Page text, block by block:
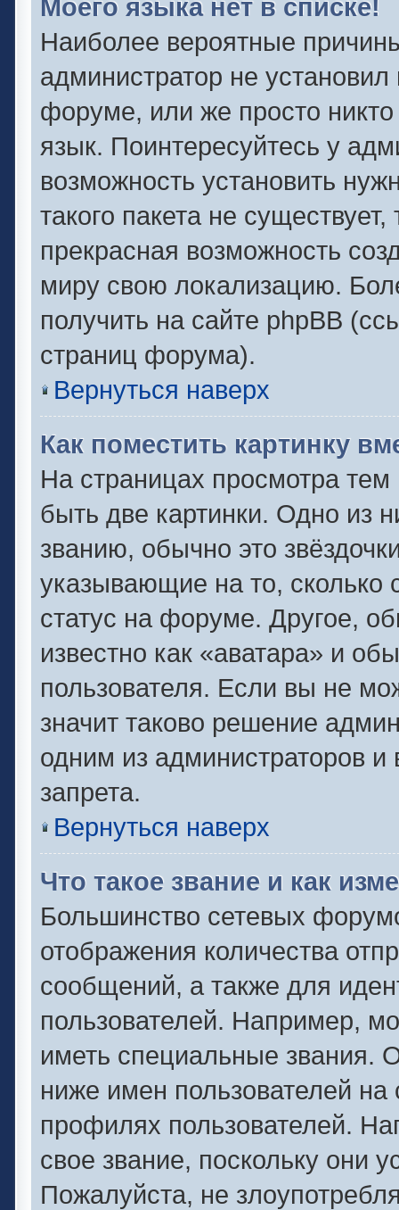
Моего языка нет в списке!
Наиболее вероятные
администратор не
форуме, или же просто
язык. Поинтересуйтесь у
возможность установить
такого пакета не
прекрасная возможность
миру свою локализацию.
получить на сайте phpBB
страниц форума).
Вернуться наверх
Как поместить картинку
На страницах просмотра
быть две картинки. Одно из
званию, обычно это
указывающие на то,
статус на форуме. Другое,
известно как «аватара» и
пользователя. Если вы не
значит таково решение
одним из администраторов и
запрета.
Вернуться наверх
Что такое звание и как
Большинство сетевых
отображения количества
сообщений, а также для
пользователей. Например,
иметь специальные звания.
ниже имен пользователей
профилях пользователей.
свое звание, поскольку они
Пожалуйста, не